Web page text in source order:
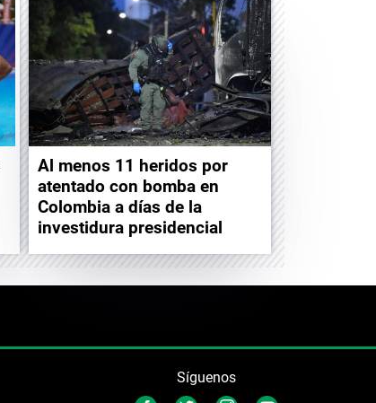
Al menos 11 heridos por
atentado con bomba en
Colombia a días de la
investidura presidencial
Síguenos